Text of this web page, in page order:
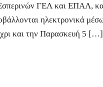
ΓΕΛ και ΕΠΑΛ,
ηλεκτρονικά
και την Παρασκευή 5 […]